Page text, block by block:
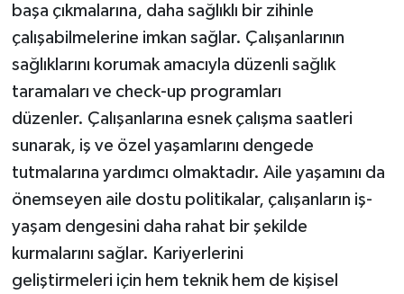
başa çıkmalarına, daha sağlıklı bir zihinle
çalışabilmelerine imkan sağlar. Çalışanlarının
sağlıklarını korumak amacıyla düzenli sağlık
taramaları ve check-up programları
düzenler. Çalışanlarına esnek çalışma saatleri
sunarak, iş ve özel yaşamlarını dengede
tutmalarına yardımcı olmaktadır. Aile yaşamını da
önemseyen aile dostu politikalar, çalışanların iş-
yaşam dengesini daha rahat bir şekilde
kurmalarını sağlar. Kariyerlerini
geliştirmeleri için hem teknik hem de kişisel